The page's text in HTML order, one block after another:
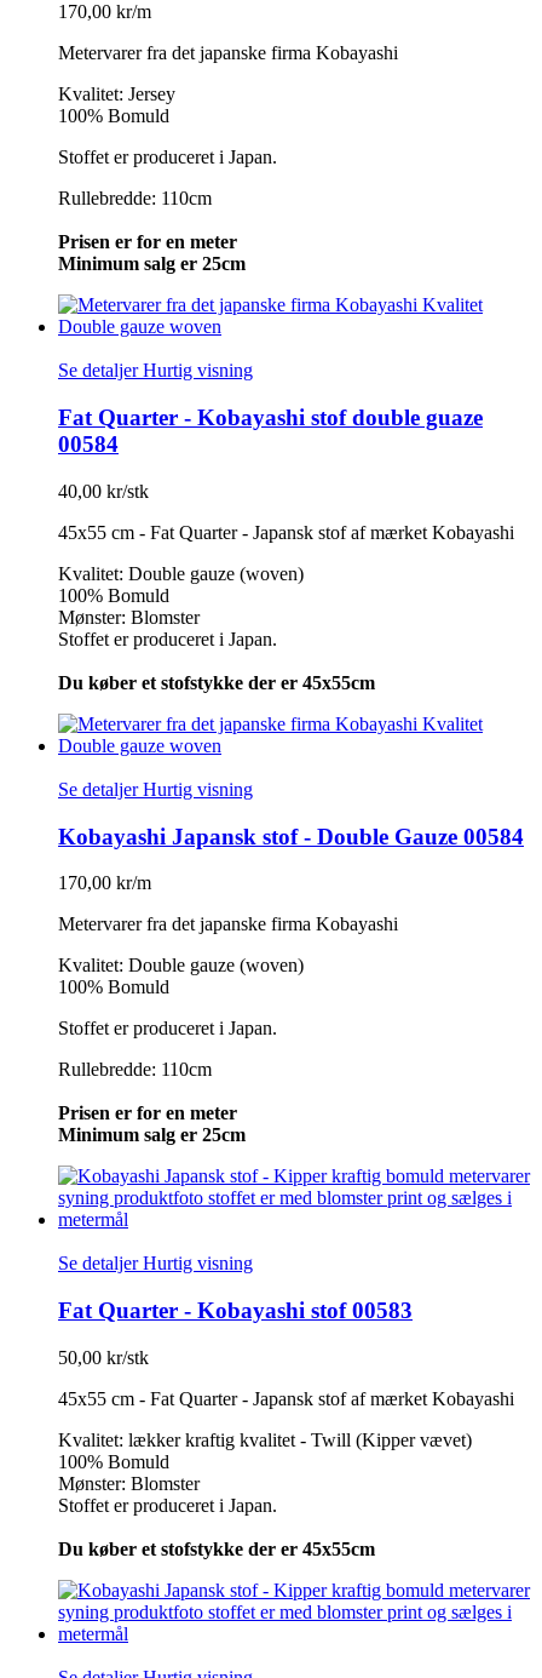
170,00 kr/m
Metervarer fra det japanske firma Kobayashi
Kvalitet: Jersey
100% Bomuld
Stoffet er produceret i Japan.
Rullebredde: 110cm
Prisen er for en meter
Minimum salg er 25cm
Se detaljerHurtig visning
Fat Quarter - Kobayashi stof double guaze
00584
40,00 kr/stk
45x55 cm - Fat Quarter - Japansk stof af mærket Kobayashi
Kvalitet: Double gauze (woven)
100% Bomuld
Mønster: Blomster
Stoffet er produceret i Japan.
Du køber et stofstykke der er 45x55cm
Se detaljerHurtig visning
Kobayashi Japansk stof - Double Gauze 00584
170,00 kr/m
Metervarer fra det japanske firma Kobayashi
Kvalitet: Double gauze (woven)
100% Bomuld
Stoffet er produceret i Japan.
Rullebredde: 110cm
Prisen er for en meter
Minimum salg er 25cm
Se detaljerHurtig visning
Fat Quarter - Kobayashi stof 00583
50,00 kr/stk
45x55 cm - Fat Quarter - Japansk stof af mærket Kobayashi
Kvalitet: lækker kraftig kvalitet - Twill (Kipper vævet)
100% Bomuld
Mønster: Blomster
Stoffet er produceret i Japan.
Du køber et stofstykke der er 45x55cm